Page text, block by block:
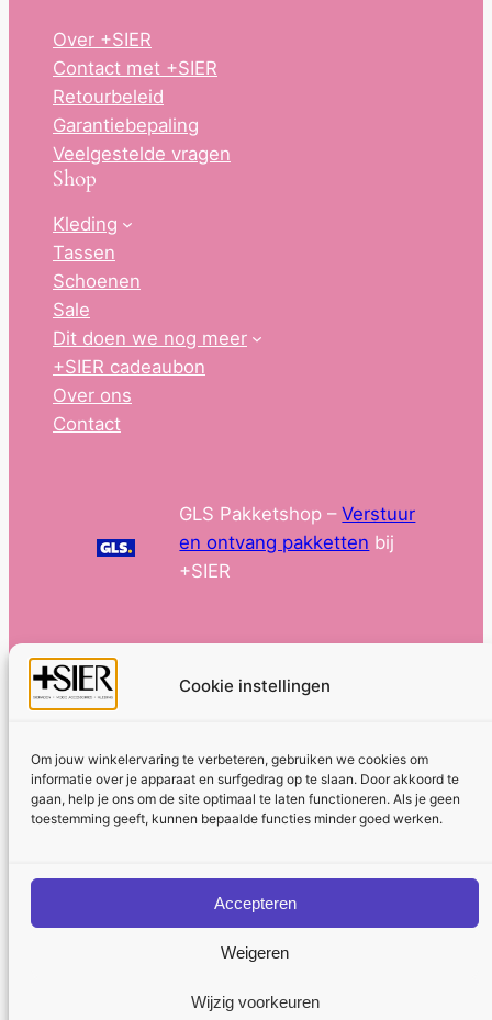
Cookie instellingen
Om jouw winkelervaring te verbeteren, gebruiken we cookies om
informatie over je apparaat en surfgedrag op te slaan. Door akkoord te
gaan, help je ons om de site optimaal te laten functioneren. Als je geen
toestemming geeft, kunnen bepaalde functies minder goed werken.
Accepteren
Weigeren
Wijzig voorkeuren
Over +SIER
Contact met +SIER
Retourbeleid
Garantiebepaling
Veelgestelde vragen
Shop
Kleding
Tassen
Schoenen
Sale
Dit doen we nog meer
+SIER cadeaubon
Over ons
Contact
GLS Pakketshop –Verstuur
en ontvang pakketten bij
+SIER
Algemene voorwaardenPrivacybeleid
+SIER